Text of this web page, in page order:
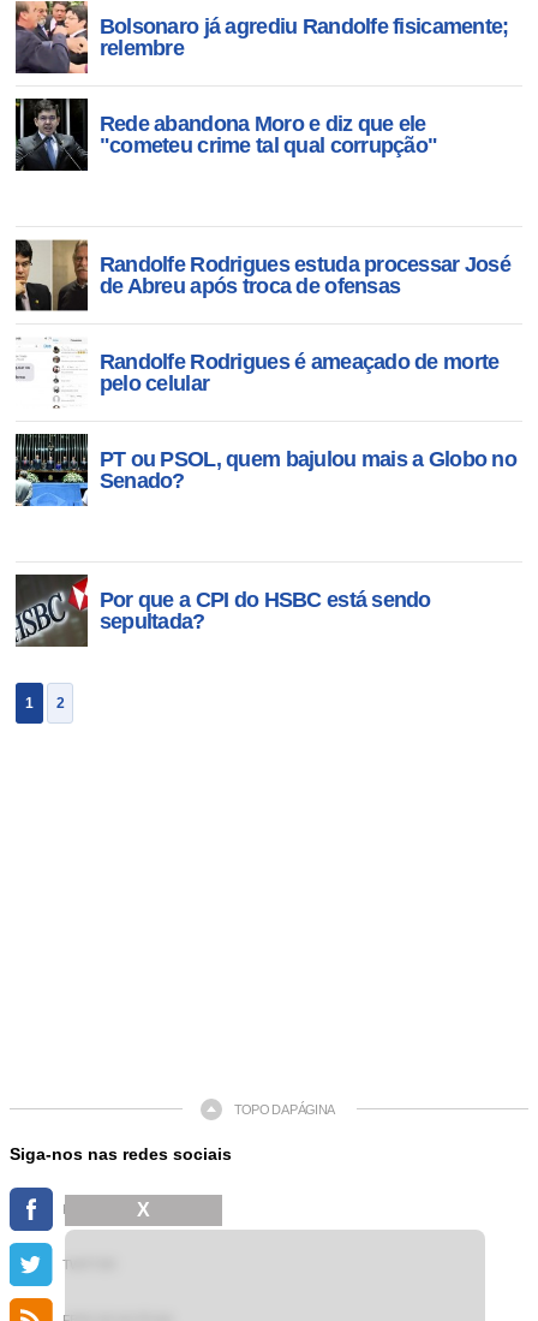
Bolsonaro já agrediu Randolfe fisicamente;
relembre
Rede abandona Moro e diz que ele
"cometeu crime tal qual corrupção"
Randolfe Rodrigues estuda processar José
de Abreu após troca de ofensas
Randolfe Rodrigues é ameaçado de morte
pelo celular
PT ou PSOL, quem bajulou mais a Globo no
Senado?
Por que a CPI do HSBC está sendo
sepultada?
1 2
TOPO DA PÁGINA
Siga-nos nas redes sociais
FACEBOOK
TWITTER
X